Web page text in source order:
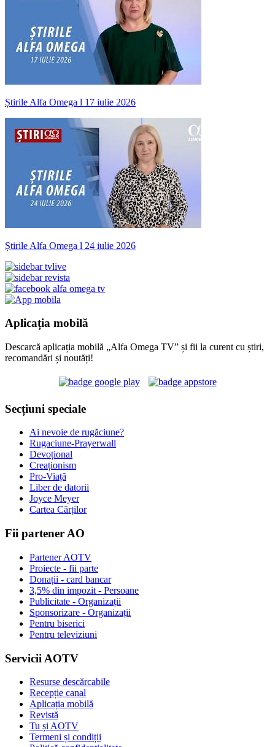
Știrile Alfa Omega l 17 iulie 2026
Știrile Alfa Omega l 24 iulie 2026
Aplicația mobilă
Descarcă aplicația mobilă „Alfa Omega TV” și fii la curent cu știri,
recomandări și noutăți!
Secțiuni speciale
Ai nevoie de rugăciune?
Rugaciune-Prayerwall
Devoțional
Creaționism
Pro-Viață
Liber de datorii
Joyce Meyer
Cartea Cărților
Fii partener AO
Partener AOTV
Proiecte - fii parte
Donații - card bancar
3,5% din impozit - Persoane
Publicitate - Organizații
Sponsorizare - Organizații
Pentru biserici
Pentru televiziuni
Servicii AOTV
Resurse descărcabile
Recepție canal
Aplicația mobilă
Revistă
Tu și AOTV
Termeni și condiții